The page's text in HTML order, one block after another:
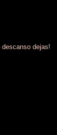
dejas!